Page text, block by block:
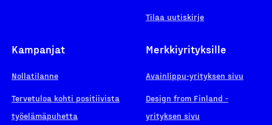
Tilaa uutiskirje
Kampanjat
Nollatilanne
Tervetuloa kohti positiivista
työelämäpuhetta
Merkkiyrityksille
Avainlippu-yrityksen sivu
Design from Finland -
yrityksen sivu